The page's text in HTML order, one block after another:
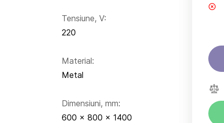
Tensiune, V:
220
Material:
Metal
Dimensiuni, mm:
600 x 800 x 1400